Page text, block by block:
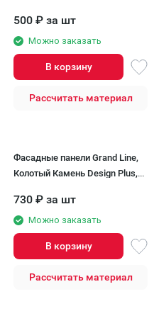
500 ₽ за шт
Можно заказать
В корзину
Рассчитать материал
Фасадные панели Grand Line,
Колотый Камень Design Plus,
730 ₽ за шт
Можно заказать
В корзину
Рассчитать материал